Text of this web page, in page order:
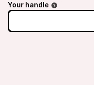
Your handle